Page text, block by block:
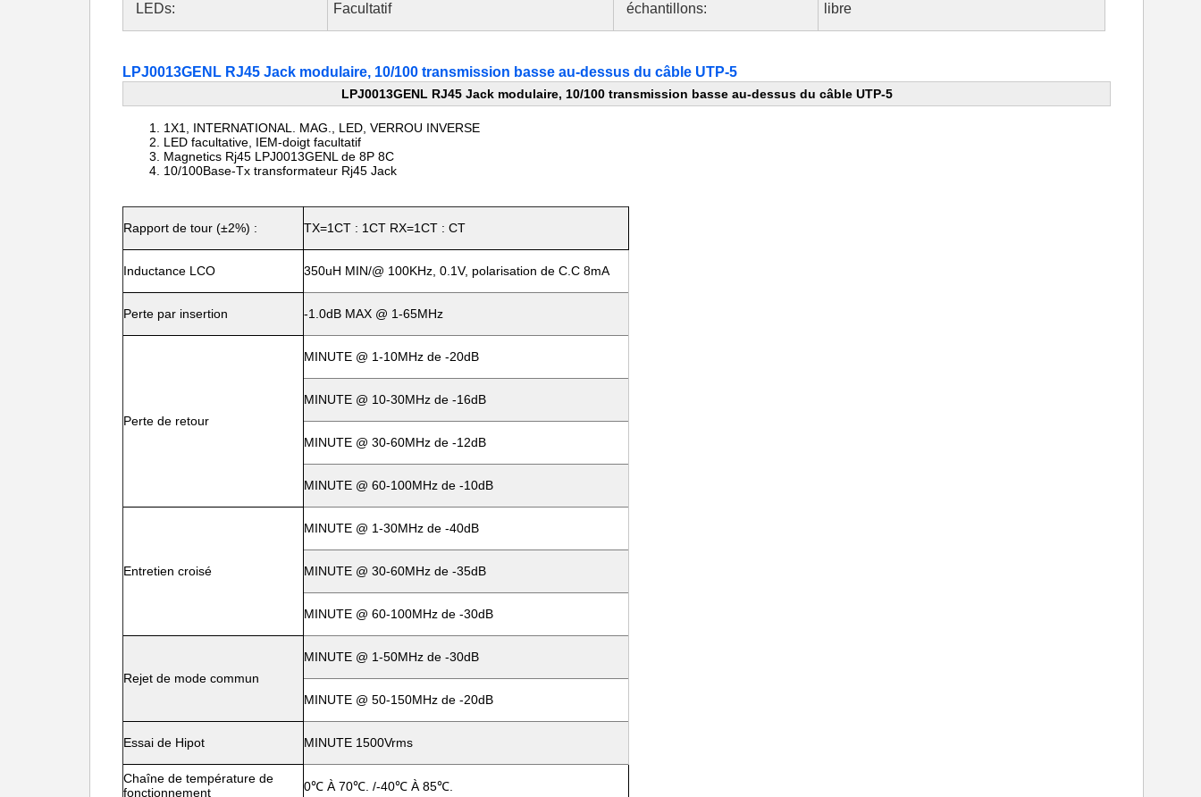
LEDs: Facultatif échantillons: libre
LPJ0013GENL RJ45 Jack modulaire, 10/100 transmission basse au-dessus du câble UTP-5
LPJ0013GENL RJ45 Jack modulaire, 10/100 transmission basse au-dessus du câble UTP-5
1X1, INTERNATIONAL. MAG., LED, VERROU INVERSE
LED facultative, IEM-doigt facultatif
Magnetics Rj45 LPJ0013GENL de 8P 8C
10/100Base-Tx transformateur Rj45 Jack
Rapport de tour (±2%) : TX=1CT : 1CT RX=1CT : CT
Inductance LCO 350uH MIN/@ 100KHz, 0.1V, polarisation de C.C 8mA
Perte par insertion -1.0dB MAX @ 1-65MHz
Perte de retour
MINUTE @ 1-10MHz de -20dB
MINUTE @ 10-30MHz de -16dB
MINUTE @ 30-60MHz de -12dB
MINUTE @ 60-100MHz de -10dB
Entretien croisé
MINUTE @ 1-30MHz de -40dB
MINUTE @ 30-60MHz de -35dB
MINUTE @ 60-100MHz de -30dB
Rejet de mode commun
MINUTE @ 1-50MHz de -30dB
MINUTE @ 50-150MHz de -20dB
Essai de Hipot MINUTE 1500Vrms
Chaîne de température de
fonctionnement
0℃ À 70℃. /-40℃ À 85℃.